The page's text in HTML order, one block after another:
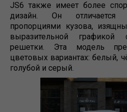
JS6 также имеет более
дизайн. Он отличается
пропорциями кузова,
выразительной
решетки. Эта модель
цветовых вариантах: белый,
голубой и серый.